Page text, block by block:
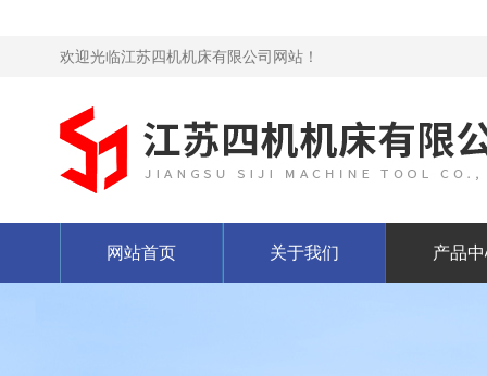
欢迎光临江苏四机机床有限公司网站！
网站首页 关于我们 产品